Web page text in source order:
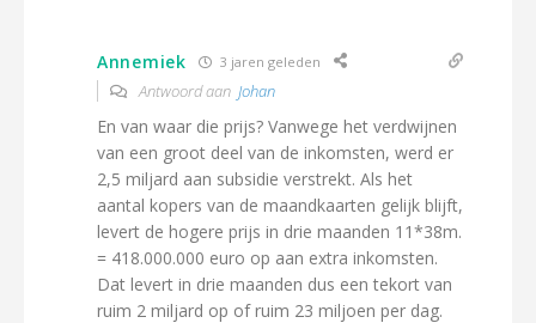
Annemiek 3 jaren geleden
Antwoord aan Johan
En van waar die prijs? Vanwege het verdwijnen
van een groot deel van de inkomsten, werd er
2,5 miljard aan subsidie verstrekt. Als het
aantal kopers van de maandkaarten gelijk blijft,
levert de hogere prijs in drie maanden 11*38m.
= 418.000.000 euro op aan extra inkomsten.
Dat levert in drie maanden dus een tekort van
ruim 2 miljard op of ruim 23 miljoen per dag.